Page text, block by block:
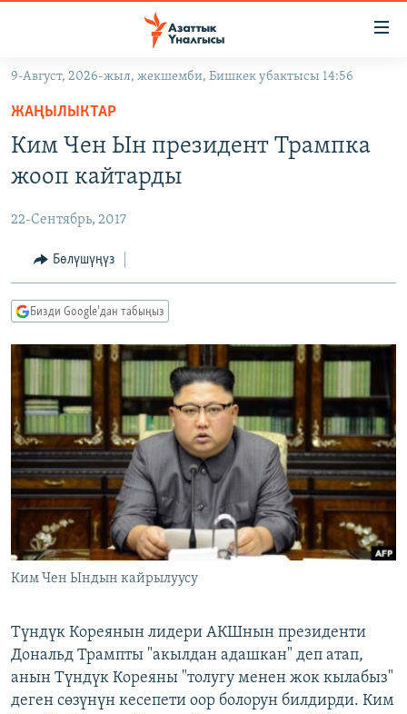
Навигацияга
өтүңүз
Издөөгө
салыңыз
ЭКОНОМИКА
МАДАНИЯТ
БОРБОР АЗИЯ
АТАЙЫН ИЛИКТӨӨ
ТВ ПРОГРАММАЛАР
ЭКСПЕРТТЕР ТАЛДАЙТ
БИЗ ЖАНА ДҮЙНӨ
ДАНИСТЕ
ЭЖЕ-СИҢДИЛЕР
АЗАТТЫК+
ЫҢГАЙСЫЗ СУРООЛОР
ӨЗГӨЧӨ ПИКИР
Русский
ОНЛАЙН ШЕРИНЕ
ЭЕ/АРнун бардык сайттары
9-Август, 2026-жыл, жекшемби, Бишкек убактысы 14:56
ЖАҢЫЛЫКТАР
Ким Чен Ын президент Трампка
жооп кайтарды
22-Сентябрь, 2017
Бөлүшүңүз
Бизди Google'дан табыңыз
Ким Чен Ындын кайрылуусу
Түндүк Кореянын лидери АКШнын президенти
Дональд Трампты "акылдан адашкан" деп атап,
анын Түндүк Кореяны "толугу менен жок кылабыз"
деген сөзүнүн кесепети оор болорун билдирди. Ким